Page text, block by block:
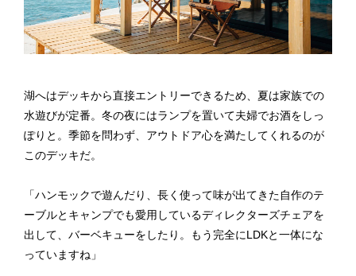
湖へはデッキから直接エントリーできるため、夏は家族での
水遊びが定番。冬の夜にはランプを置いて夫婦でお酒をしっ
ぽりと。季節を問わず、アウトドア心を満たしてくれるのが
このデッキだ。
「ハンモックで遊んだり、長く使って味が出てきた自作のテ
ーブルとキャンプでも愛用しているディレクターズチェアを
出して、バーベキューをしたり。もう完全にLDKと一体にな
っていますね」